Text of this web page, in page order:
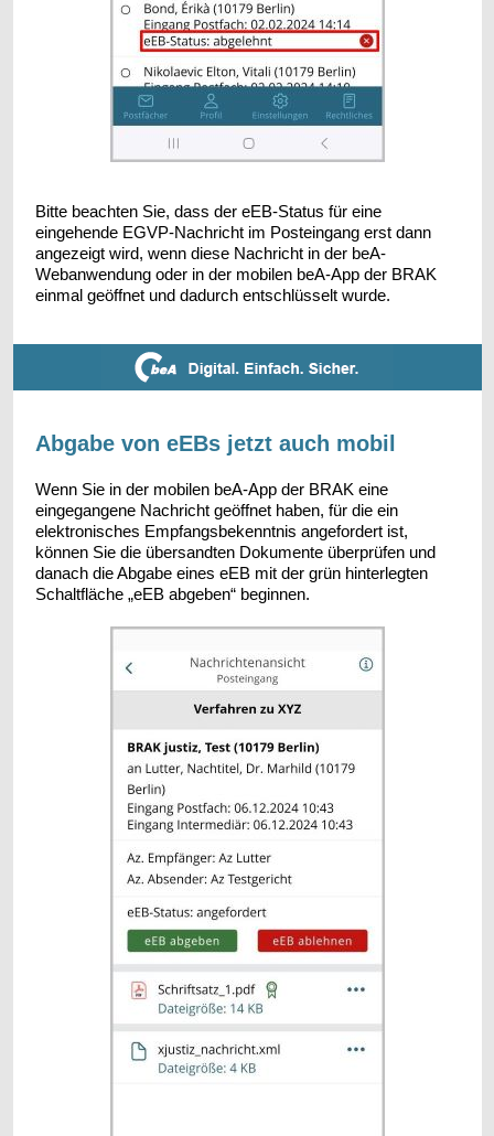
Bitte beachten Sie, dass der eEB-Status für eine
eingehende EGVP-Nachricht im Posteingang erst dann
angezeigt wird, wenn diese Nachricht in der beA-
Webanwendung oder in der mobilen beA-App der BRAK
einmal geöffnet und dadurch entschlüsselt wurde.
Abgabe von eEBs jetzt auch mobil
Wenn Sie in der mobilen beA-App der BRAK eine
eingegangene Nachricht geöffnet haben, für die ein
elektronisches Empfangsbekenntnis angefordert ist,
können Sie die übersandten Dokumente überprüfen und
danach die Abgabe eines eEB mit der grün hinterlegten
Schaltfläche „eEB abgeben“ beginnen.